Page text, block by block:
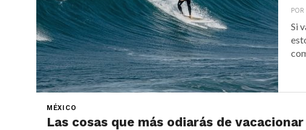
Si
MÉXICO
Las cosas que más odiarás de